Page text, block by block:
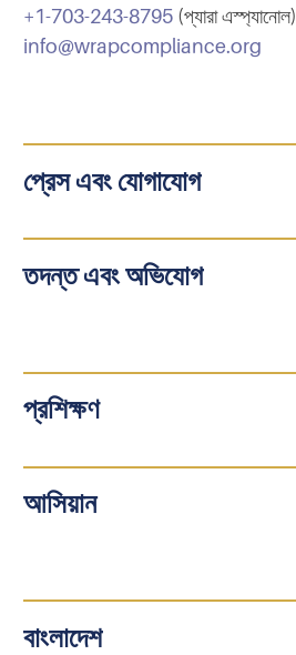
+1-703-243-8795 (প্যারা এস্প্যানোল)
info@wrapcompliance.org
প্রেস এবং যোগাযোগ
তদন্ত এবং অভিযোগ
প্রশিক্ষণ
আসিয়ান
বাংলাদেশ